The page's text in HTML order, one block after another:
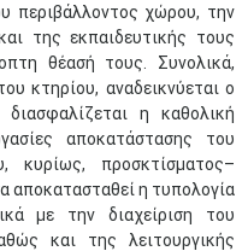
περιβάλλοντος χώρου, την
της εκπαιδευτικής τους
θέασή τους. Συνολικά,
κτηρίου, αναδεικνύεται ο
η καθολική
αποκατάστασης του
κυρίως, προσκτίσματος–
αποκατασταθεί η τυπολογία
με την διαχείριση του
και της λειτουργικής